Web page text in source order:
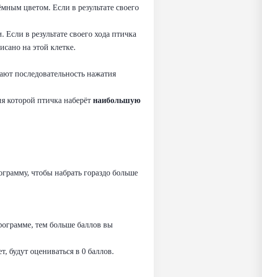
цветом. Если в результате своего
в результате своего хода птичка
на этой клетке.
последовательность нажатия
которой птичка наберёт наибольшую
чтобы набрать гораздо больше
тем больше баллов вы
будут оцениваться в 0 баллов.